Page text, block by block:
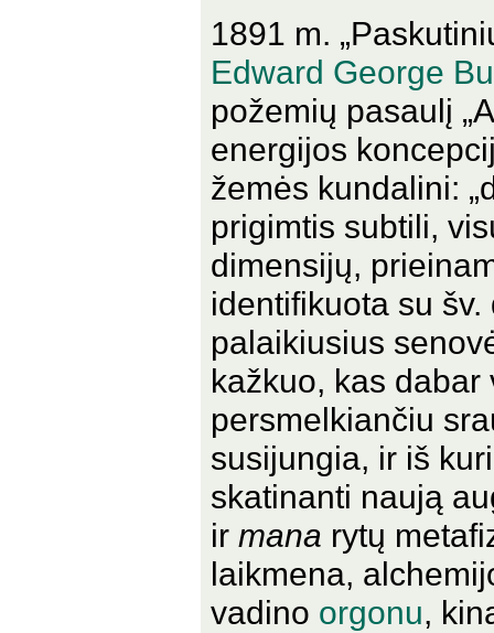
1891 m.
Edward George
požemių pasaulį
energijos
žemės kundalini:
prigimtis subtili,
dimensijų,
identifikuota su
palaikiusius
kažkuo, kas
persmelkiančiu
susijungia, ir iš
skatinanti naują
ir mana rytų
laikmena,
vadino orgonu,